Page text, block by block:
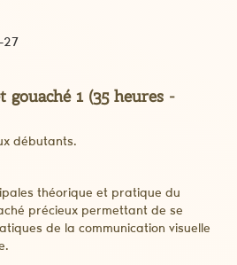
27
1 (35 heures -
débutants.
théorique et pratique du
précieux permettant de se
de la communication visuelle